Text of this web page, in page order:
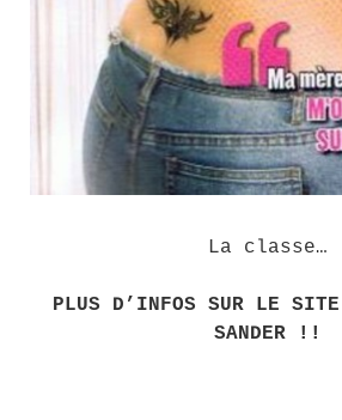
La classe…
PLUS D’INFOS SUR LE
SANDER !!